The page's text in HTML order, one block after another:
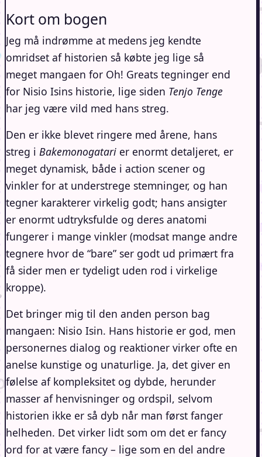
Kort om bogen
Jeg må indrømme at medens jeg kendte
omridset af historien så købte jeg lige så
meget mangaen for Oh! Greats tegninger end
for Nisio Isins historie, lige siden Tenjo Tenge
har jeg være vild med hans streg.
Den er ikke blevet ringere med årene, hans
streg i Bakemonogatari er enormt detaljeret, er
meget dynamisk, både i action scener og
vinkler for at understrege stemninger, og han
tegner karakterer virkelig godt; hans ansigter
er enormt udtryksfulde og deres anatomi
fungerer i mange vinkler (modsat mange andre
tegnere hvor de “bare” ser godt ud primært fra
få sider men er tydeligt uden rod i virkelige
kroppe).
Det bringer mig til den anden person bag
mangaen: Nisio Isin. Hans historie er god, men
personernes dialog og reaktioner virker ofte en
anelse kunstige og unaturlige. Ja, det giver en
følelse af kompleksitet og dybde, herunder
masser af henvisninger og ordspil, selvom
historien ikke er så dyb når man først fanger
helheden. Det virker lidt som om det er fancy
ord for at være fancy – lige som en del andre